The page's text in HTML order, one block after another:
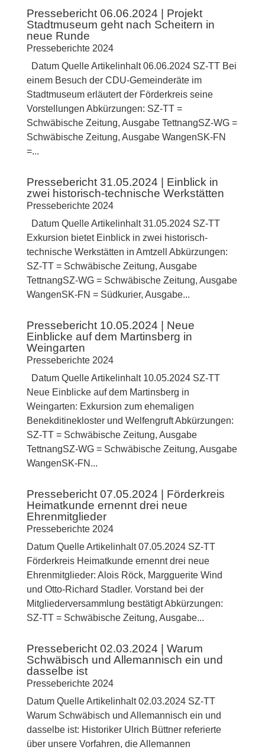
Pressebericht 06.06.2024 | Projekt
Stadtmuseum geht nach Scheitern in
neue Runde
Presseberichte 2024
Datum Quelle Artikelinhalt 06.06.2024 SZ-TT Bei
einem Besuch der CDU-Gemeinderäte im
Stadtmuseum erläutert der Förderkreis seine
Vorstellungen Abkürzungen: SZ-TT =
Schwäbische Zeitung, Ausgabe TettnangSZ-WG =
Schwäbische Zeitung, Ausgabe WangenSK-FN
=...
Pressebericht 31.05.2024 | Einblick in
zwei historisch-technische Werkstätten
Presseberichte 2024
Datum Quelle Artikelinhalt 31.05.2024 SZ-TT
Exkursion bietet Einblick in zwei historisch-
technische Werkstätten in Amtzell Abkürzungen:
SZ-TT = Schwäbische Zeitung, Ausgabe
TettnangSZ-WG = Schwäbische Zeitung, Ausgabe
WangenSK-FN = Südkurier, Ausgabe...
Pressebericht 10.05.2024 | Neue
Einblicke auf dem Martinsberg in
Weingarten
Presseberichte 2024
Datum Quelle Artikelinhalt 10.05.2024 SZ-TT
Neue Einblicke auf dem Martinsberg in
Weingarten: Exkursion zum ehemaligen
Benekditinekloster und Welfengruft Abkürzungen:
SZ-TT = Schwäbische Zeitung, Ausgabe
TettnangSZ-WG = Schwäbische Zeitung, Ausgabe
WangenSK-FN...
Pressebericht 07.05.2024 | Förderkreis
Heimatkunde ernennt drei neue
Ehrenmitglieder
Presseberichte 2024
Datum Quelle Artikelinhalt 07.05.2024 SZ-TT
Förderkreis Heimatkunde ernennt drei neue
Ehrenmitglieder: Alois Röck, Margguerite Wind
und Otto-Richard Stadler. Vorstand bei der
Mitgliederversammlung bestätigt Abkürzungen:
SZ-TT = Schwäbische Zeitung, Ausgabe...
Pressebericht 02.03.2024 | Warum
Schwäbisch und Allemannisch ein und
dasselbe ist
Presseberichte 2024
Datum Quelle Artikelinhalt 02.03.2024 SZ-TT
Warum Schwäbisch und Allemannisch ein und
dasselbe ist: Historiker Ulrich Büttner referierte
über unsere Vorfahren, die Allemannen